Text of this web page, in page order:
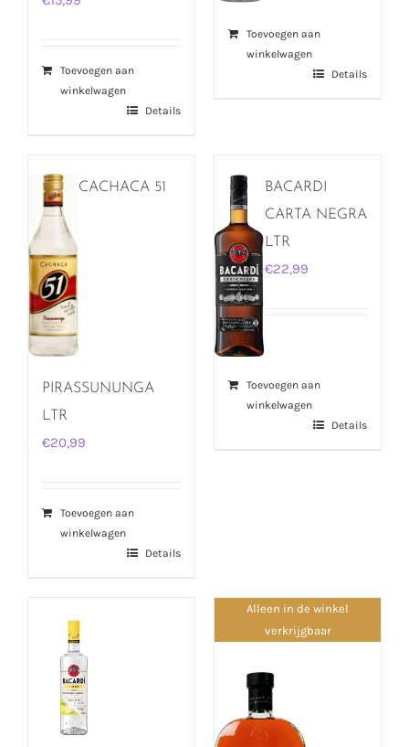
Toevoegen aan
winkelwagen
Details
Toevoegen aan
winkelwagen
Details
CACHACA 51
PIRASSUNUNGA
LTR
€20,99
Toevoegen aan
winkelwagen
Details
BACARDI
CARTA NEGRA
LTR
€22,99
Toevoegen aan
winkelwagen
Details
Alleen in de winkel
verkrijgbaar